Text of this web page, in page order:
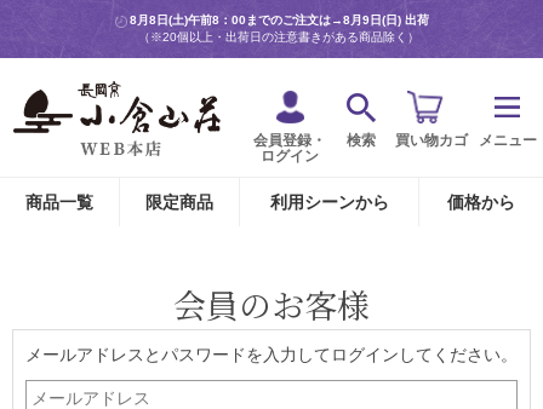
8月8日(土)午前8：00までのご注文は→8月9日(日) 出荷
（※20個以上・出荷日の注意書きがある商品除く）
会員登録・
ログイン
検索 買い物カゴ メニュー
商品一覧 限定商品 利用シーンから 価格から
会員のお客様
メールアドレスとパスワードを入力してログインしてください。